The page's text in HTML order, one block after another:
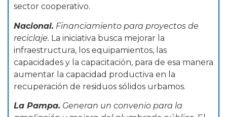
sector cooperativo.
Nacional. Financiamiento para proyectos de
reciclaje. La iniciativa busca mejorar la
infraestructura, los equipamientos, las
capacidades y la capacitación, para de esa manera
aumentar la capacidad productiva en la
recuperación de residuos sólidos urbamos.
La Pampa. Generan un convenio para la